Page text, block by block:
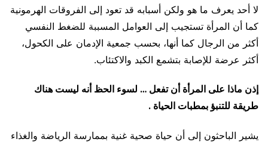
لا أحد يعرف ما هو ولكن أسبابه قد تعود إلى الفروقات الهرمونية
كما أن المرأة تستجيب إلى العوامل المسببة للضغط النفسي
أكثر من الرجال كما أنها، بحسب جمعية الإدمان على الكحول،
أكثر عرضة للإصابة بتشمع الكبد والاكتئاب.
إذن ماذا على المرأة أن تفعل … لسوء الحظ أنه ليست هناك
طريقة للتنبؤ بمطبات الحياة .
يشير الباحثون إلى أن حياة صحية غنية بممارسة الرياضة والغذاء